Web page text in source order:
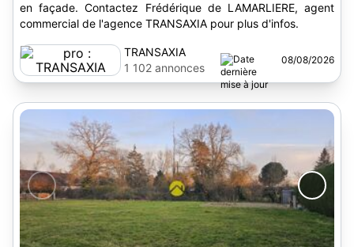
en façade. Contactez Frédérique de LAMARLIERE, agent
commercial de l'agence TRANSAXIA pour plus d'infos.
TRANSAXIA
1 102 annonces
08/08/2026